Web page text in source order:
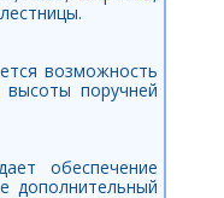
возможность
поручней
обеспечение
дополнительный